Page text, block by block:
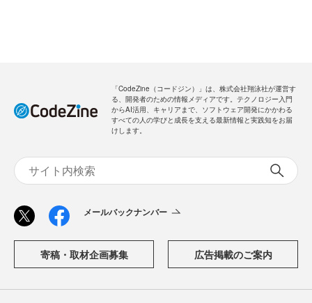
「CodeZine（コードジン）」は、株式会社翔泳社が運営す
る、開発者のための情報メディアです。テクノロジー入門
からAI活用、キャリアまで、ソフトウェア開発にかかわる
すべての人の学びと成長を支える最新情報と実践知をお届
けします。
メールバックナンバー
寄稿・取材企画募集 広告掲載のご案内